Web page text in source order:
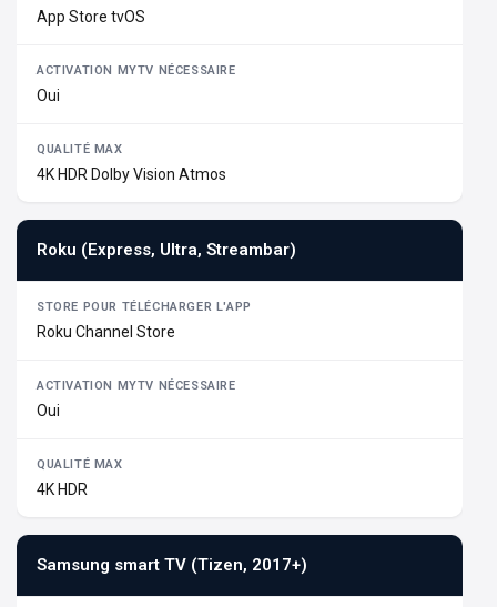
App Store tvOS
Oui
4K HDR Dolby Vision Atmos
Roku (Express, Ultra, Streambar)
Roku Channel Store
Oui
4K HDR
Samsung smart TV (Tizen, 2017+)